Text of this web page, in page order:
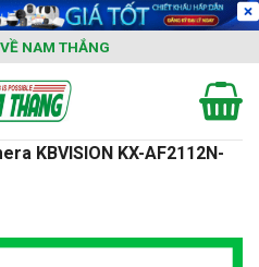
NAM THẮNG
KBVISION KX-AF2112N-